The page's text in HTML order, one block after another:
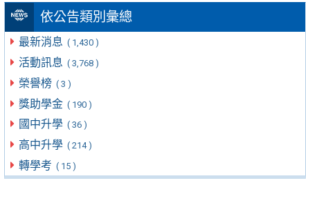
依公告類別彙總
最新消息 ( 1,430 )
活動訊息 ( 3,768 )
榮譽榜 ( 3 )
獎助學金 ( 190 )
國中升學 ( 36 )
高中升學 ( 214 )
轉學考 ( 15 )